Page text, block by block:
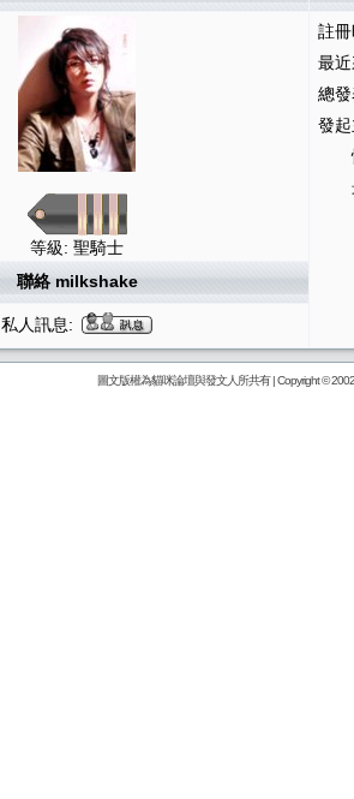
等級: 聖騎士
註
最
總
發
聯絡 milkshake
私人訊息:
圖文版權為貓咪論壇與發文人所共有 | Copyright ©